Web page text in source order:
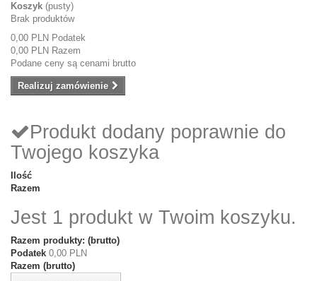
Koszyk (pusty)
Brak produktów
0,00 PLN Podatek
0,00 PLN Razem
Podane ceny są cenami brutto
Realizuj zamówienie
Produkt dodany poprawnie do
Twojego koszyka
Ilość
Razem
Jest 1 produkt w Twoim koszyku.
Razem produkty: (brutto)
Podatek 0,00 PLN
Razem (brutto)